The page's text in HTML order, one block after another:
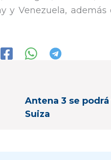
y Venezuela,
Antena 3 se
Suiza